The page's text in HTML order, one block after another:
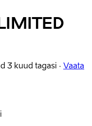
3 kuud tagasi · Vaata